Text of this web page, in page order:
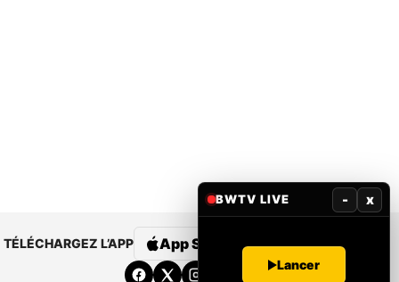
TÉLÉCHARGEZ L’APP App Store Google Play
BWTV LIVE - x
Lancer